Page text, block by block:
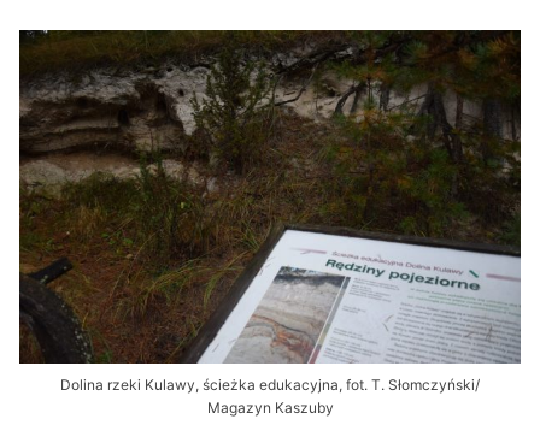
Dolina rzeki Kulawy, ścieżka edukacyjna, fot. T. Słomczyński/
Magazyn Kaszuby